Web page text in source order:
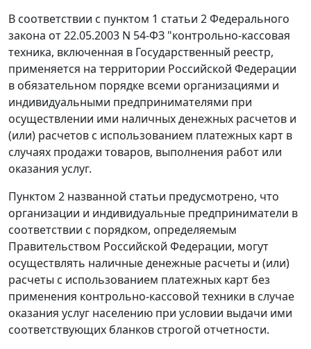
В соответствии с пунктом 1 статьи 2Федерального
закона от 22.05.2003 N 54-ФЗ "контрольно-кассовая
техника, включенная в Государственный реестр,
применяется на территории Российской Федерации
в обязательном порядке всеми организациями и
индивидуальными предпринимателями при
осуществлении ими наличных денежных расчетов и
(или) расчетов с использованием платежных карт в
случаях продажи товаров, выполнения работ или
оказания услуг.
Пунктом 2 названной статьи предусмотрено, что
организации и индивидуальные предприниматели в
соответствии с порядком, определяемым
Правительством Российской Федерации, могут
осуществлять наличные денежные расчеты и (или)
расчеты с использованием платежных карт без
применения контрольно-кассовой техники в случае
оказания услуг населению при условии выдачи ими
соответствующих бланков строгой отчетности.